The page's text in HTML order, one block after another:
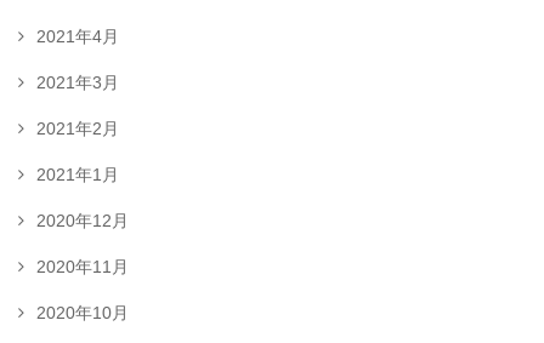
2021年4月
2021年3月
2021年2月
2021年1月
2020年12月
2020年11月
2020年10月